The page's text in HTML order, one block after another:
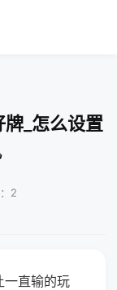
_怎么设置
2
一直输的玩